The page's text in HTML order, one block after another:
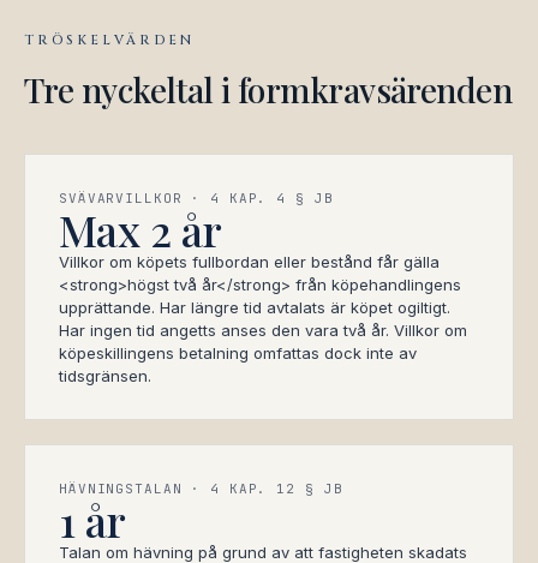
TRÖSKELVÄRDEN
Tre nyckeltal i formkravsärenden
SVÄVARVILLKOR · 4 KAP. 4 § JB
Max 2 år
Villkor om köpets fullbordan eller bestånd får gälla
<strong>högst två år</strong> från köpehandlingens
upprättande. Har längre tid avtalats är köpet ogiltigt.
Har ingen tid angetts anses den vara två år. Villkor om
köpeskillingens betalning omfattas dock inte av
tidsgränsen.
HÄVNINGSTALAN · 4 KAP. 12 § JB
1 år
Talan om hävning på grund av att fastigheten skadats